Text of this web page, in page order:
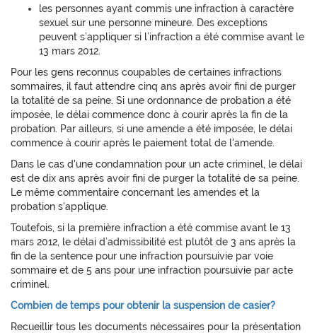
les personnes ayant commis une infraction à caractère
sexuel sur une personne mineure. Des exceptions
peuvent s’appliquer si l’infraction a été commise avant le
13 mars 2012.
Pour les gens reconnus coupables de certaines infractions
sommaires, il faut attendre cinq ans après avoir fini de purger
la totalité de sa peine. Si une ordonnance de probation a été
imposée, le délai commence donc à courir après la fin de la
probation. Par ailleurs, si une amende a été imposée, le délai
commence à courir après le paiement total de l'amende.
Dans le cas d'une condamnation pour un acte criminel, le délai
est de dix ans après avoir fini de purger la totalité de sa peine.
Le même commentaire concernant les amendes et la
probation s'applique.
Toutefois, si la première infraction a été commise avant le 13
mars 2012, le délai d’admissibilité est plutôt de 3 ans après la
fin de la sentence pour une infraction poursuivie par voie
sommaire et de 5 ans pour une infraction poursuivie par acte
criminel.
Combien de temps pour obtenir la suspension de casier?
Recueillir tous les documents nécessaires pour la présentation